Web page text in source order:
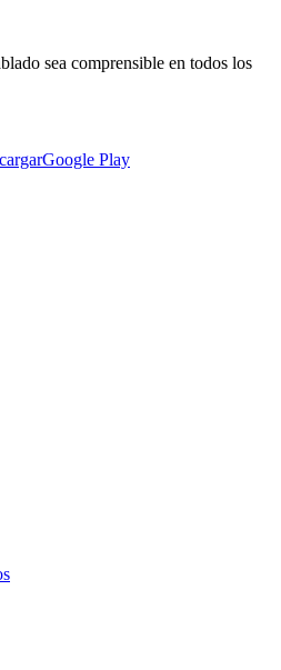
sea comprensible en todos los
Google Play